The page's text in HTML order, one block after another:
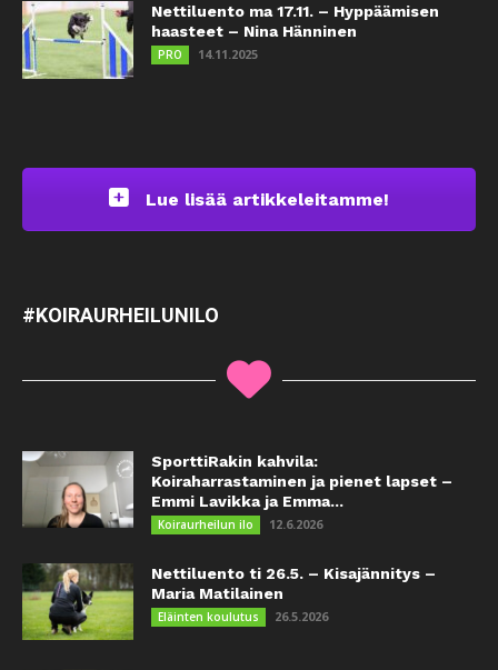
Nettiluento ma 17.11. – Hyppäämisen
haasteet – Nina Hänninen
PRO 14.11.2025
Lue lisää artikkeleitamme!
#KOIRAURHEILUNILO
SporttiRakin kahvila:
Koiraharrastaminen ja pienet lapset –
Emmi Lavikka ja Emma...
Koiraurheilun ilo 12.6.2026
Nettiluento ti 26.5. – Kisajännitys –
Maria Matilainen
Eläinten koulutus 26.5.2026